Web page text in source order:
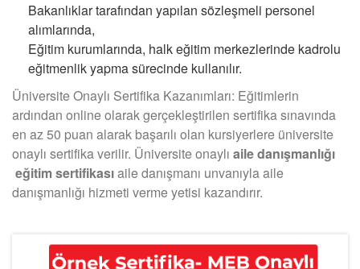
Bakanlıklar tarafından yapılan sözleşmeli personel
alımlarında,
Eğitim kurumlarında, halk eğitim merkezlerinde kadrolu
eğitmenlik yapma sürecinde kullanılır.
Üniversite Onaylı Sertifika Kazanımları: Eğitimlerin
ardından online olarak gerçekleştirilen sertifika sınavında
en az 50 puan alarak başarılı olan kursiyerlere üniversite
onaylı sertifika verilir. Üniversite onaylı aile danışmanlığı
eğitim sertifikasıaile danışmanı unvanıyla aile
danışmanlığı hizmeti verme yetisi kazandırır.